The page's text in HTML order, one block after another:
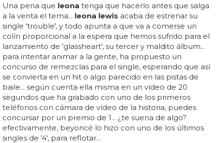
Una pena que leona tenga que hacerlo antes que salga
a la venta el tema... leona lewis acaba de estrenar su
single 'trouble', y todo apunta a que va a comerse un
colín proporcional a la espera que hemos sufrido para el
lanzamiento de 'glassheart', su tercer y maldito álbum...
para intentar animar a la gente, ha propuesto un
concurso de remezclas para el single, esperando que así
se convierta en un hit o algo parecido en las pistas de
baile... según cuenta ella misma en un vídeo de 20
segundos que ha grabado con uno de los primeros
teléfonos con cámara de vídeo de la historia, puedes
concursar por un premio de 1... ¿te suena de algo?
efectivamente, beyoncé lo hizo con uno de los últimos
singles de '4', para reflotar...